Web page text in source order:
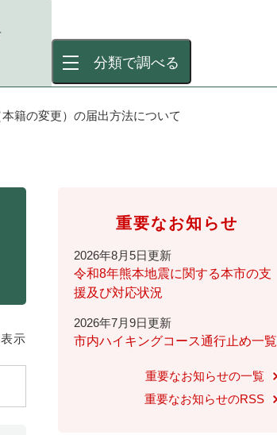
分類で調べる
籍の変更）の届出方法について
示
重要なお知らせ
2026年8月5日更新
令和8年熊本地震に関する本市の支
援及び対応状況
2026年7月9日更新
市内ハイキングコース通行止め一覧
重要なお知らせの一覧
重要なお知らせのRSS